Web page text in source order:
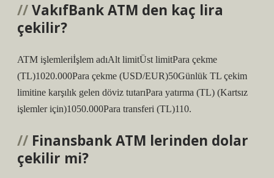
VakıfBank ATM den kaç lira
çekilir?
ATM işlemleriİşlem adıAlt limitÜst limitPara çekme
(TL)1020.000Para çekme (USD/EUR)50Günlük TL çekim
limitine karşılık gelen döviz tutarıPara yatırma (TL) (Kartsız
işlemler için)1050.000Para transferi (TL)110.
Finansbank ATM lerinden dolar
çekilir mi?